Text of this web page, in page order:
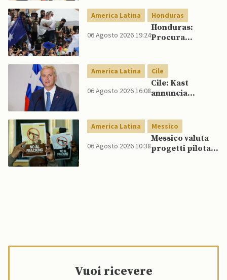
America Latina Honduras
06 Agosto 2026 19:24
Honduras:
Procura
presidente
America Latina Cile
06 Agosto 2026 16:08
Cile: Kast
annuncia
per rafforzare la
sicurezza
America Latina Messico
06 Agosto 2026 10:38
Messico valuta
progetti pilota
Vuoi ricevere